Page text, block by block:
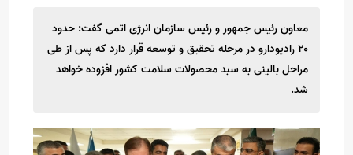
معاون رئیس جمهور و رئیس سازمان انرژی اتمی گفت: حدود
۲۰ رادیودارو در مرحله تحقیق و توسعه قرار دارد که پس از طی
مراحل بالینی به سبد محصولات سلامت کشور افزوده خواهد
شد.